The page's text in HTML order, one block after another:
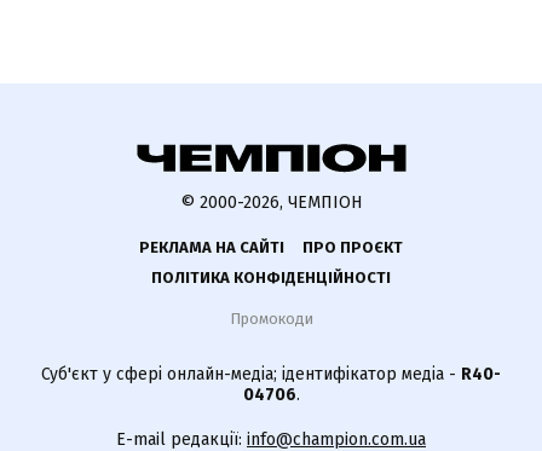
© 2000-2026, ЧЕМПІОН
РЕКЛАМА НА САЙТІ
ПРО ПРОЄКТ
ПОЛІТИКА КОНФІДЕНЦІЙНОСТІ
Промокоди
Суб'єкт у сфері онлайн-медіа; ідентифікатор медіа - R40-
04706.
E-mail редакції: info@champion.com.ua